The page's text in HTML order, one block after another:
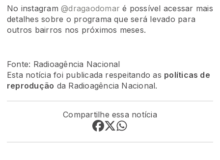
No instagram@dragaodomar é possível acessar mais
detalhes sobre o programa que será levado para
outros bairros nos próximos meses.
Fonte: Radioagência Nacional
Esta notícia foi publicada respeitando as políticas de
reprodução da Radioagência Nacional.
Compartilhe essa notícia